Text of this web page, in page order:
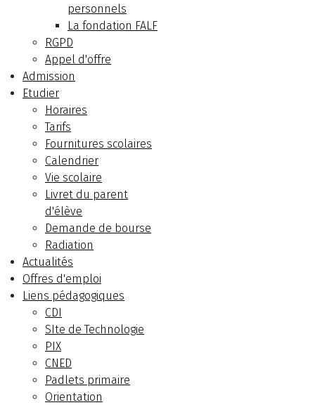
personnels
La fondation FALF
RGPD
Appel d'offre
Admission
Etudier
Horaires
Tarifs
Fournitures scolaires
Calendrier
Vie scolaire
Livret du parent
d'élève
Demande de bourse
Radiation
Actualités
Offres d'emploi
Liens pédagogiques
CDI
SIte de Technologie
PIX
CNED
Padlets primaire
Orientation